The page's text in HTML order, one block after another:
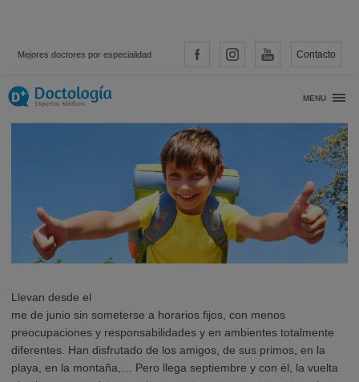
Mejores doctores por especialidad Contacto
MENU
Consejos para la vuelta al cole
Llevan desde el
me de junio sin someterse a horarios fijos, con menos
preocupaciones y responsabilidades y en ambientes totalmente
diferentes. Han disfrutado de los amigos, de sus primos, en la
playa, en la montaña,… Pero llega septiembre y con él, la vuelta